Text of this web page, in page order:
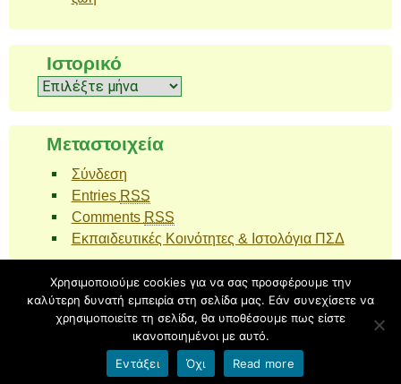
Ιστορικό
Ιστορικό
Μεταστοιχεία
Σύνδεση
Entries RSS
Comments RSS
Εκπαιδευτικές Κοινότητες & Ιστολόγια ΠΣΔ
Υπερήφανα λειτουργεί μεblogs.sch.gr| Θέμα Tender Spring
απόYing Zhang.
Όροι χρήσης blogs.sch.gr|Δήλωση προσβασιμότητας
Χρησιμοποιούμε cookies για να σας προσφέρουμε την
καλύτερη δυνατή εμπειρία στη σελίδα μας. Εάν συνεχίσετε να
χρησιμοποιείτε τη σελίδα, θα υποθέσουμε πως είστε
ικανοποιημένοι με αυτό.
Εντάξει
Όχι Read more